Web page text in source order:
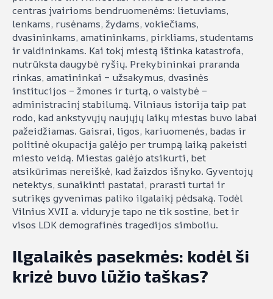
centras įvairioms bendruomenėms: lietuviams,
lenkams, rusėnams, žydams, vokiečiams,
dvasininkams, amatininkams, pirkliams, studentams
ir valdininkams. Kai tokį miestą ištinka katastrofa,
nutrūksta daugybė ryšių. Prekybininkai praranda
rinkas, amatininkai – užsakymus, dvasinės
institucijos – žmones ir turtą, o valstybė –
administracinį stabilumą. Vilniaus istorija taip pat
rodo, kad ankstyvųjų naujųjų laikų miestas buvo labai
pažeidžiamas. Gaisrai, ligos, kariuomenės, badas ir
politinė okupacija galėjo per trumpą laiką pakeisti
miesto veidą. Miestas galėjo atsikurti, bet
atsikūrimas nereiškė, kad žaizdos išnyko. Gyventojų
netektys, sunaikinti pastatai, prarasti turtai ir
sutrikęs gyvenimas paliko ilgalaikį pėdsaką. Todėl
Vilnius XVII a. viduryje tapo ne tik sostine, bet ir
visos LDK demografinės tragedijos simboliu.
Ilgalaikės pasekmės: kodėl ši
krizė buvo lūžio taškas?